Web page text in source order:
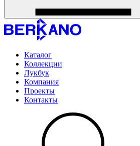
Каталог
Коллекции
Лукбук
Компания
Проекты
Контакты